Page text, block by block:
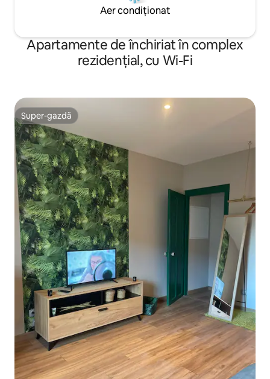
Aer condiționat
Apartamente de închiriat în complex
rezidențial, cu Wi-Fi
Super-gazdă
Super-gazdă